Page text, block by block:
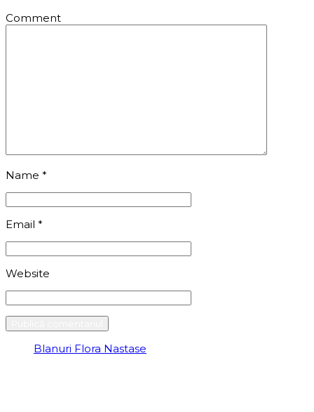
Comment
Name *
Email *
Website
Blanuri Flora Nastase